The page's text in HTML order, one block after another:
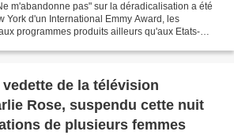
m'abandonne pas" sur la déradicalisation a été
York d'un International Emmy Award, les
programmes produits ailleurs qu'aux Etats-
de la télévision
Rose, suspendu cette nuit
de plusieurs femmes